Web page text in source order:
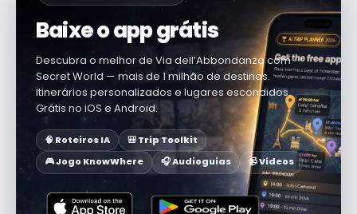
Baixe o app grátis
Descubra o melhor de Via dell’Abbondanza com
Secret World — mais de 1 milhão de destinos.
Itinerários personalizados e lugares escondidos.
Grátis no iOS e Android.
🧠 Roteiros IA
🎒 Trip Toolkit
🎮 Jogo KnowWhere
🎧 Audioguias 📹 Vídeos